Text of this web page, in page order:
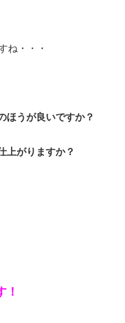
ね・・・
ほうが良いですか？
上がりますか？